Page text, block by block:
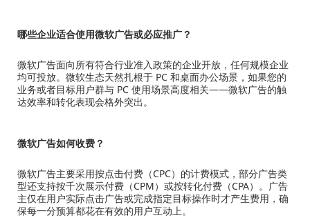
哪些企业适合使用微软广告或必应推广？
微软广告面向所有符合行业准入政策的企业开放，任何规模企业
均可投放。微软生态天然扎根于 PC 和桌面办公场景，如果您的
业务或者目标用户群与 PC 使用场景高度相关——微软广告的触
达效率和转化表现会格外突出。
微软广告如何收费？
微软广告主要采用按点击付费（CPC）的计费模式，部分广告类
型还支持按千次展示付费（CPM）或按转化付费（CPA）。广告
主仅在用户实际点击广告或完成指定目标操作时才产生费用，确
保每一分预算都花在有效的用户互动上。